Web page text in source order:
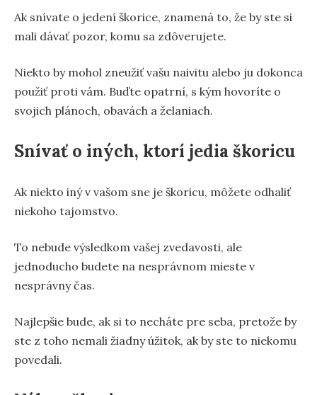
Ak snívate o jedení škorice, znamená to, že by ste si
mali dávať pozor, komu sa zdôverujete.
Niekto by mohol zneužiť vašu naivitu alebo ju dokonca
použiť proti vám. Buďte opatrní, s kým hovoríte o
svojich plánoch, obavách a želaniach.
Snívať o iných, ktorí jedia škoricu
Ak niekto iný v vašom sne je škoricu, môžete odhaliť
niekoho tajomstvo.
To nebude výsledkom vašej zvedavosti, ale
jednoducho budete na nesprávnom mieste v
nesprávny čas.
Najlepšie bude, ak si to necháte pre seba, pretože by
ste z toho nemali žiadny úžitok, ak by ste to niekomu
povedali.